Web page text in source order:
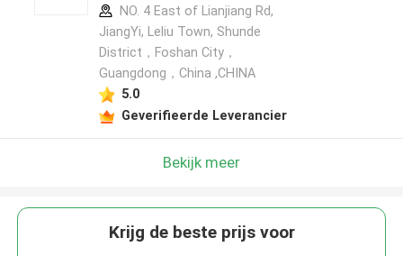
NO. 4 East of Lianjiang Rd,
JiangYi, Leliu Town, Shunde
District，Foshan City，
Guangdong，China ,CHINA
5.0
Geverifieerde Leverancier
Bekijk meer
Krijg de beste prijs voor